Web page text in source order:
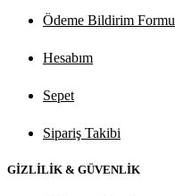
Ödeme Bildirim Formu
Hesabım
Sepet
Sipariş Takibi
GİZLİLİK & GÜVENLİK